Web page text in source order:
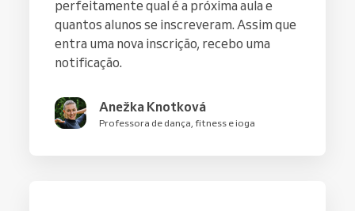
perfeitamente qual é a próxima aula e
quantos alunos se inscreveram. Assim que
entra uma nova inscrição, recebo uma
notificação.
Anežka Knotková
Professora de dança, fitness e ioga